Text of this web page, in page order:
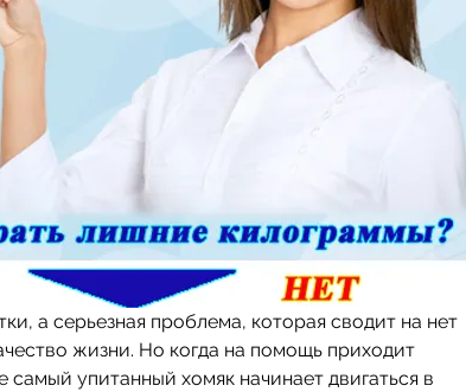
а серьезная проблема, которая сводит на нет
жизни. Но когда на помощь приходит
упитанный хомяк начинает двигаться в